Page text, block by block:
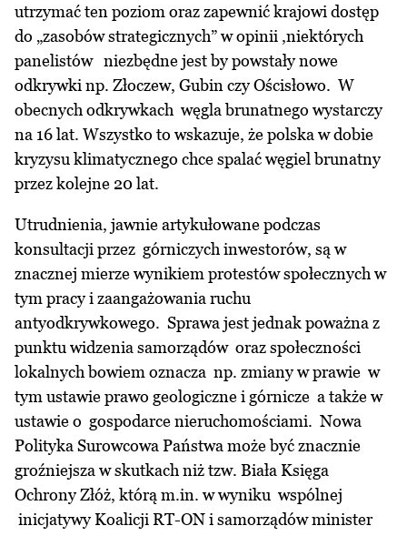
utrzymać ten poziom oraz zapewnić krajowi dostęp
do „zasobów strategicznych” w opinii ,niektórych
panelistów niezbędne jest by powstały nowe
odkrywki np. Złoczew, Gubin czy Ościsłowo. W
obecnych odkrywkach węgla brunatnego wystarczy
na 16 lat. Wszystko to wskazuje, że polska w dobie
kryzysu klimatycznego chce spalać węgiel brunatny
przez kolejne 20 lat.
Utrudnienia, jawnie artykułowane podczas
konsultacji przez górniczych inwestorów, są w
znacznej mierze wynikiem protestów społecznych w
tym pracy i zaangażowania ruchu
antyodkrywkowego. Sprawa jest jednak poważna z
punktu widzenia samorządów oraz społeczności
lokalnych bowiem oznacza np. zmiany w prawie w
tym ustawie prawo geologiczne i górnicze a także w
ustawie o gospodarce nieruchomościami. Nowa
Polityka Surowcowa Państwa może być znacznie
groźniejsza w skutkach niż tzw. Biała Księga
Ochrony Złóż, którą m.in. w wyniku wspólnej
inicjatywy Koalicji RT-ON i samorządów minister